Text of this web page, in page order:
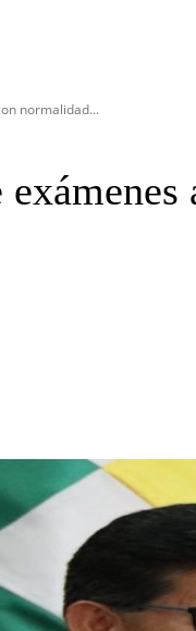
normalidad...